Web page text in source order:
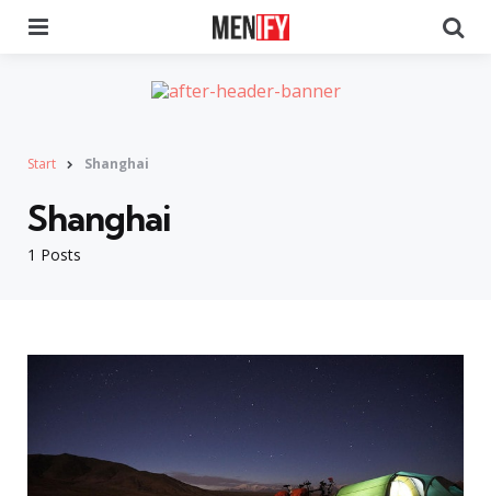
Start Shanghai
1 Posts
Shanghai